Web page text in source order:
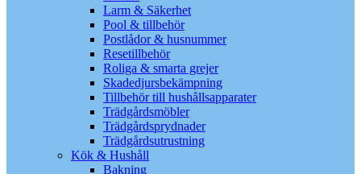
Larm & Säkerhet
Pool & tillbehör
Postlådor & husnummer
Resetillbehör
Roliga & smarta grejer
Skadedjursbekämpning
Tillbehör till hushållsapparater
Trädgårdsmöbler
Trädgårdsprydnader
Trädgårdsutrustning
Kök & Hushåll
Bakning